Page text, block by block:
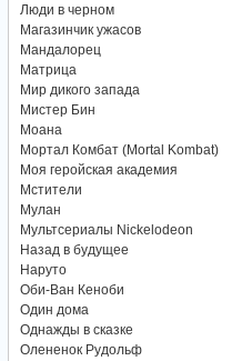
Люди в черном
Магазинчик ужасов
Мандалорец
Матрица
Мир дикого запада
Мистер Бин
Моана
Мортал Комбат (Mortal Kombat)
Моя геройская академия
Мстители
Мулан
Мультсериалы Nickelodeon
Назад в будущее
Наруто
Оби-Ван Кеноби
Один дома
Однажды в сказке
Олененок Рудольф